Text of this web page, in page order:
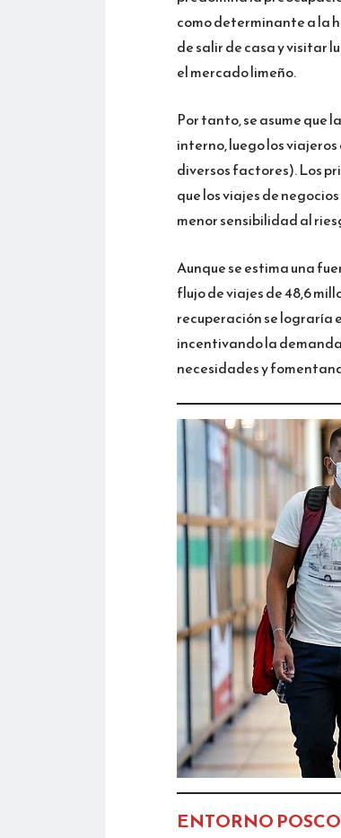
como determinante a la
de salir de casa y visitar
el mercado limeño.
Por tanto, se asume que
interno, luego los
diversos factores). Los
que los viajes de
menor sensibilidad al
Aunque se estima una
flujo de viajes de 48,6
recuperación se lograría
incentivando la
necesidades y
ENTORNO